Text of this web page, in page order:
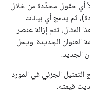
أي حقول محدّدة من خلال
ثم يدمج أي بيانات
تتم إزالة عنصر
العنوان الجديدة. ويحل
الجديد.
التمثيل الجزئي في المورد
قيمته.